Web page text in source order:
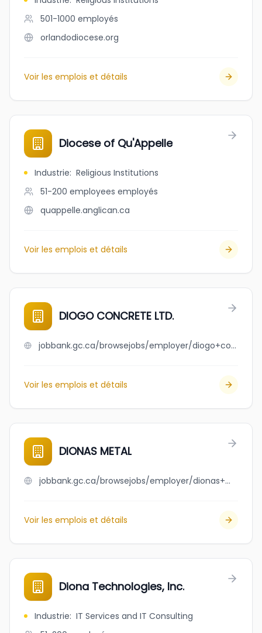
501-1000 employés
orlandodiocese.org
Voir les emplois et détails
Diocese of Qu'Appelle
Industrie: Religious Institutions
51-200 employees employés
quappelle.anglican.ca
Voir les emplois et détails
DIOGO CONCRETE LTD.
jobbank.gc.ca/browsejobs/employer/diogo+concrete+ltd./ca
Voir les emplois et détails
DIONAS METAL
jobbank.gc.ca/browsejobs/employer/dionas+metal/ca
Voir les emplois et détails
Diona Technologies, Inc.
Industrie: IT Services and IT Consulting